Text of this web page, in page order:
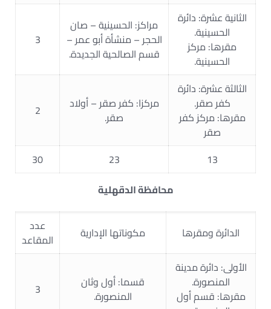
الثانية عشرة: دائرة
الحسينية.
مقرها: مركز
الحسينية.
مراكز: الحسينية – صان
الحجر – منشأة أبو عمر –
قسم الصالحية الجديدة.
3
الثالثة عشرة: دائرة
كفر صقر.
مقرها: مركز كفر
صقر
مركزا: كفر صقر – أولاد
صقر.
2
13
23
30
محافظة الدقهلية
الدائرة ومقرها مكوناتها الإدارية
عدد
المقاعد
الأولى: دائرة مدينة
المنصورة.
مقرها: قسم أول
قسما: أول وثان
المنصورة.
3